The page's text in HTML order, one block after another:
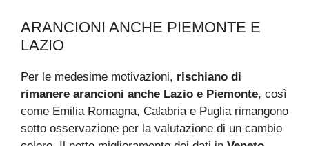
ARANCIONI ANCHE PIEMONTE E
LAZIO
Per le medesime motivazioni, rischiano di
rimanere arancioni anche Lazio e Piemonte, così
come Emilia Romagna, Calabria e Puglia rimangono
sotto osservazione per la valutazione di un cambio